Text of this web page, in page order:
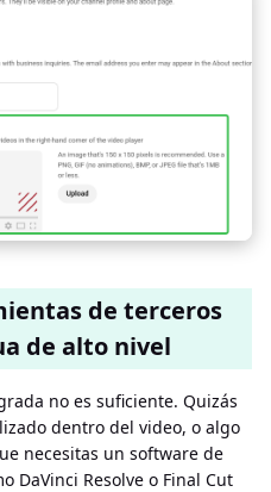
de terceros
de alto nivel
no es suficiente. Quizás
dentro del video, o algo
necesitas un software de
DaVinci Resolve o Final Cut